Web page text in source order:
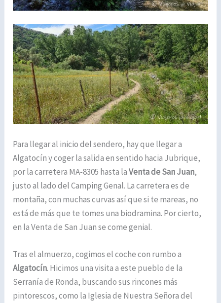
Para llegar al inicio del sendero, hay que llegar a
Algatocín y coger la salida en sentido hacia Jubrique,
por la carretera MA-8305 hasta laVenta de San Juan,
justo al lado del Camping Genal. La carretera es de
montaña, con muchas curvas así que si te mareas, no
está de más que te tomes una biodramina. Por cierto,
en la Venta de San Juan se come genial.
Tras el almuerzo, cogimos el coche con rumbo a
Algatocín. Hicimos una visita a este pueblo de la
Serranía de Ronda, buscando sus rincones más
pintorescos, como la Iglesia de Nuestra Señora del